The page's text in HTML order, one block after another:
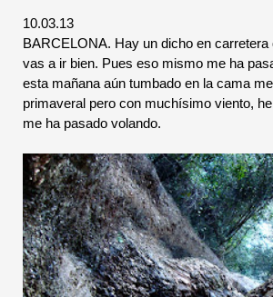
10.03.13
BARCELONA. Hay un dicho en
vas a ir bien. Pues eso mismo me ha
esta mañana aún tumbado en la cama
primaveral pero con muchísimo viento,
me ha pasado volando.